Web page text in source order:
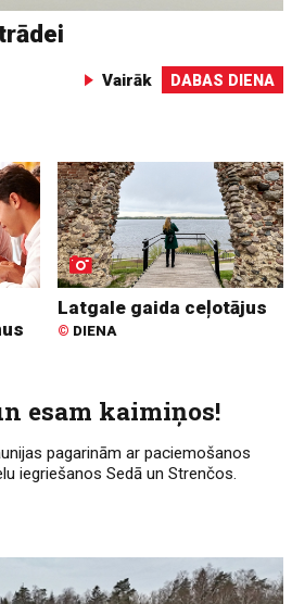
Vairāk DABAS DIENA
Latgale gaida ceļotājus
© DIENA
esam kaimiņos!
pagarinām ar paciemošanos
iegriešanos Sedā un Strenčos.